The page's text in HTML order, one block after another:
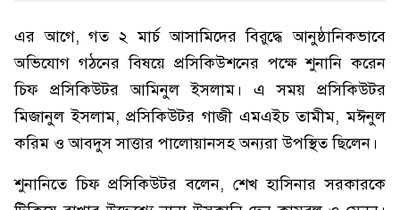
এর আগে, গত ২ মার্চ আসামিদের বিরুদ্ধে আনুষ্ঠানিকভাবে
অভিযোগ গঠনের বিষয়ে প্রসিকিউশনের পক্ষে শুনানি করেন
চিফ প্রসিকিউটর আমিনুল ইসলাম। এ সময় প্রসিকিউটর
মিজানুল ইসলাম, প্রসিকিউটর গাজী এমএইচ তামীম, মঈনুল
করিম ও আবদুস সাত্তার পালোয়ানসহ অন্যরা উপস্থিত ছিলেন।
শুনানিতে চিফ প্রসিকিউটর বলেন, শেখ হাসিনার সরকারকে